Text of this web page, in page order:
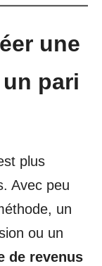
une
pari
plus
Avec peu
un
ou un
de revenus